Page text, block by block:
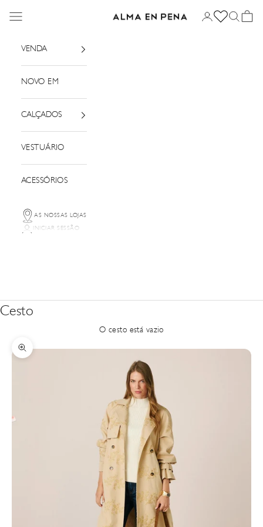
Alma em Pena
Menu Iniciar sessão
Pesquisar
Cesto
VENDA
NOVO EM
CALÇADOS
VESTUÁRIO
ACESSÓRIOS
AS NOSSAS LOJAS
INICIAR SESSÃO
Cesto
O cesto está vazio
Zoom